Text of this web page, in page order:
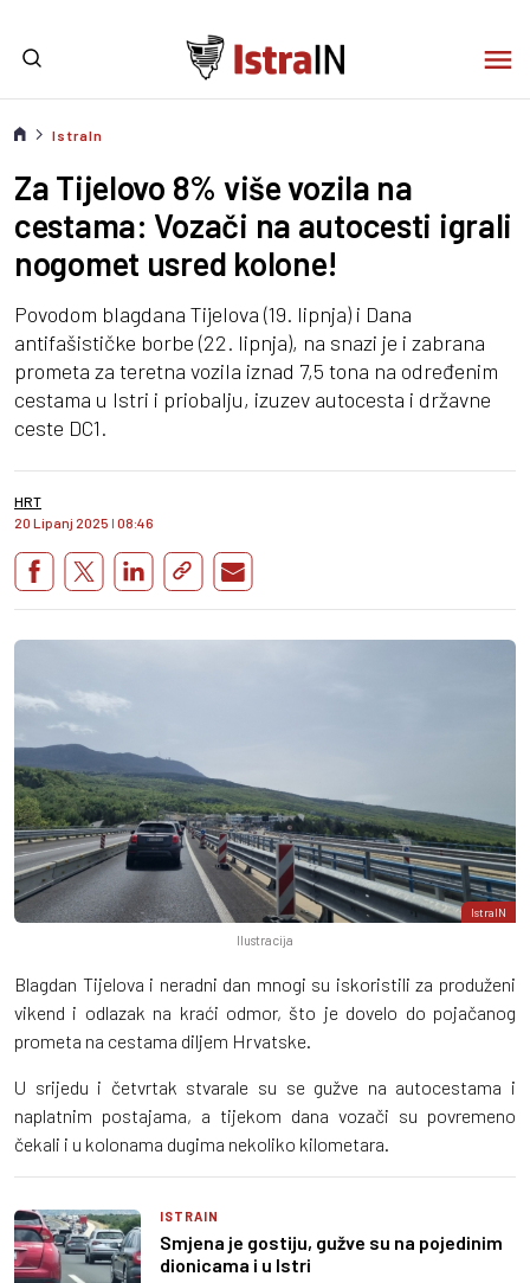
IstraIn
Za Tijelovo 8% više vozila na
cestama: Vozači na autocesti igrali
nogomet usred kolone!
Povodom blagdana Tijelova (19. lipnja) i Dana
antifašističke borbe (22. lipnja), na snazi je i zabrana
prometa za teretna vozila iznad 7,5 tona na određenim
cestama u Istri i priobalju, izuzev autocesta i državne
ceste DC1.
HRT
20 Lipanj 2025 I 08:46
IstraIN
Ilustracija
Blagdan Tijelova i neradni dan mnogi su iskoristili za produženi
vikend i odlazak na kraći odmor, što je dovelo do pojačanog
prometa na cestama diljem Hrvatske.
U srijedu i četvrtak stvarale su se gužve na autocestama i
naplatnim postajama, a tijekom dana vozači su povremeno
čekali i u kolonama dugima nekoliko kilometara.
ISTRAIN
Smjena je gostiju, gužve su na pojedinim
dionicama i u Istri